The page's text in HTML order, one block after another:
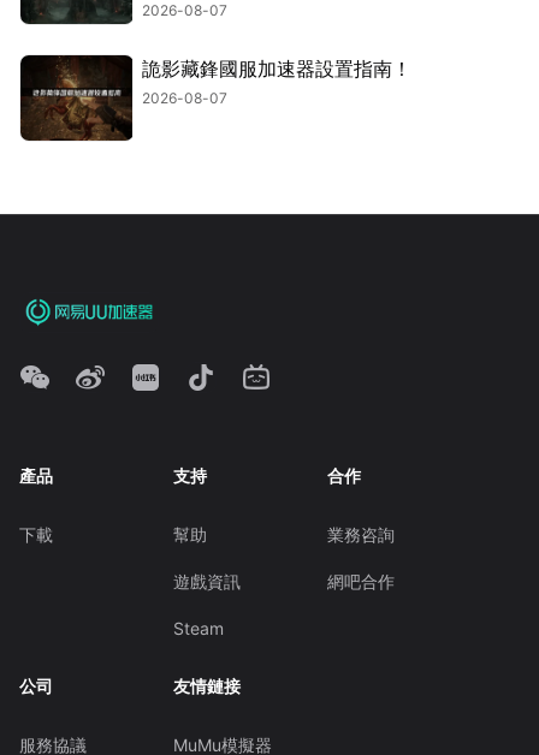
2026-08-07
詭影藏鋒國服加速器設置指南！
2026-08-07
產品
下載
支持
幫助
遊戲資訊
Steam
合作
業務咨詢
網吧合作
公司
服務協議
友情鏈接
MuMu模擬器